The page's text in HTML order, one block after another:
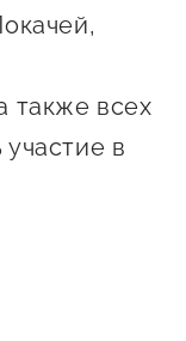
также всех
в